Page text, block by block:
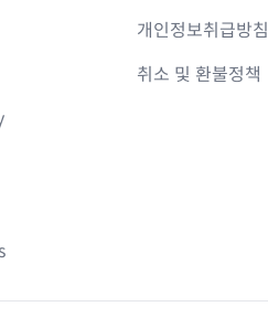
개인정보취급방침
취소 및 환불정책